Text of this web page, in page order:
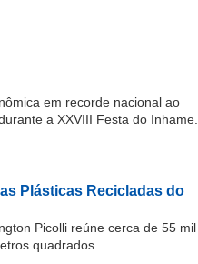
em recorde nacional ao
a XXVIII Festa do Inhame.
Plásticas Recicladas do
Picolli reúne cerca de 55 mil
quadrados.